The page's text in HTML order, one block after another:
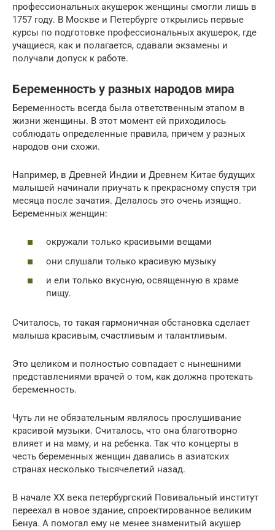
профессиональных акушерок женщины смогли лишь в
1757 году. В Москве и Петербурге открылись первые
курсы по подготовке профессиональных акушерок, где
учащиеся, как и полагается, сдавали экзамены и
получали допуск к работе.
Беременность у разных народов мира
Беременность всегда была ответственным этапом в
жизни женщины. В этот момент ей приходилось
соблюдать определенные правила, причем у разных
народов они схожи.
Например, в Древней Индии и Древнем Китае будущих
малышей начинали приучать к прекрасному спустя три
месяца после зачатия. Делалось это очень изящно.
Беременных женщин:
окружали только красивыми вещами
они слушали только красивую музыку
и ели только вкусную, освященную в храме
пищу.
Считалось, то такая гармоничная обстановка сделает
малыша красивым, счастливым и талантливым.
Это целиком и полностью совпадает с нынешними
представлениями врачей о том, как должна протекать
беременность.
Чуть ли не обязательным являлось прослушивание
красивой музыки. Считалось, что она благотворно
влияет и на маму, и на ребенка. Так что концерты в
честь беременных женщин давались в азиатских
странах несколько тысячелетий назад.
В начале XX века петербургский Повивальный институт
переехал в новое здание, спроектированное великим
Бенуа. А помогал ему не менее знаменитый акушер